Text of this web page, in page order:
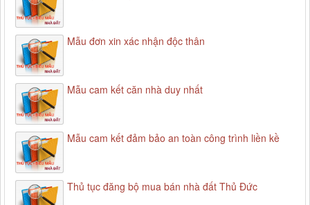
Mẫu đơn xin xác nhận độc thân
Mẫu cam kết căn nhà duy nhất
Mẫu cam kết đảm bảo an toàn công trình liền kề
Thủ tục đăng bộ mua bán nhà đất Thủ Đức